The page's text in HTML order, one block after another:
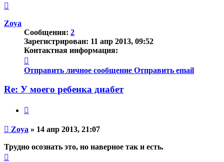
началу
Zoya
Сообщения: 2
Зарегистрирован: 11 апр 2013, 09:52
Контактная информация:
информация
пользователя
Отправить личное сообщение Отправить email
Re: У моего ребенка диабет
Непрочитанное
сообщение
Zoya » 14 апр 2013, 21:07
Трудно осознать это, но наверное так и есть.